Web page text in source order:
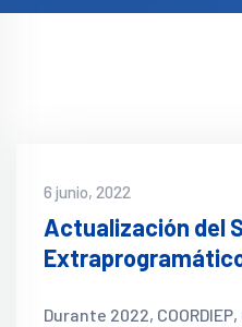
6 junio, 2022
Actualización del
Durante 2022, COORDIEP,